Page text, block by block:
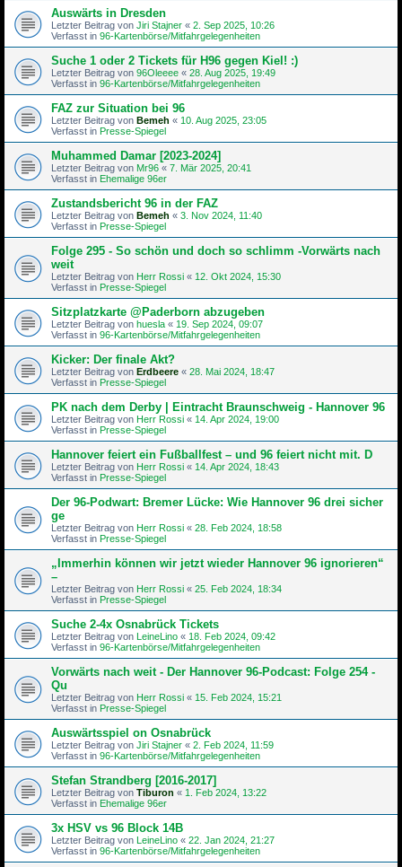
Auswärts in Dresden
Letzter Beitrag von Jiri Stajner « 2. Sep 2025, 10:26
Verfasst in 96-Kartenbörse/Mitfahrgelegenheiten
Suche 1 oder 2 Tickets für H96 gegen Kiel! :)
Letzter Beitrag von 96Oleeee « 28. Aug 2025, 19:49
Verfasst in 96-Kartenbörse/Mitfahrgelegenheiten
FAZ zur Situation bei 96
Letzter Beitrag von Bemeh « 10. Aug 2025, 23:05
Verfasst in Presse-Spiegel
Muhammed Damar [2023-2024]
Letzter Beitrag von Mr96 « 7. Mär 2025, 20:41
Verfasst in Ehemalige 96er
Zustandsbericht 96 in der FAZ
Letzter Beitrag von Bemeh « 3. Nov 2024, 11:40
Verfasst in Presse-Spiegel
Folge 295 - So schön und doch so schlimm -Vorwärts nach
weit
Letzter Beitrag von Herr Rossi « 12. Okt 2024, 15:30
Verfasst in Presse-Spiegel
Sitzplatzkarte @Paderborn abzugeben
Letzter Beitrag von huesla « 19. Sep 2024, 09:07
Verfasst in 96-Kartenbörse/Mitfahrgelegenheiten
Kicker: Der finale Akt?
Letzter Beitrag von Erdbeere « 28. Mai 2024, 18:47
Verfasst in Presse-Spiegel
PK nach dem Derby | Eintracht Braunschweig - Hannover 96
Letzter Beitrag von Herr Rossi « 14. Apr 2024, 19:00
Verfasst in Presse-Spiegel
Hannover feiert ein Fußballfest – und 96 feiert nicht mit. D
Letzter Beitrag von Herr Rossi « 14. Apr 2024, 18:43
Verfasst in Presse-Spiegel
Der 96-Podwart: Bremer Lücke: Wie Hannover 96 drei sicher
ge
Letzter Beitrag von Herr Rossi « 28. Feb 2024, 18:58
Verfasst in Presse-Spiegel
„Immerhin können wir jetzt wieder Hannover 96 ignorieren“
–
Letzter Beitrag von Herr Rossi « 25. Feb 2024, 18:34
Verfasst in Presse-Spiegel
Suche 2-4x Osnabrück Tickets
Letzter Beitrag von LeineLino « 18. Feb 2024, 09:42
Verfasst in 96-Kartenbörse/Mitfahrgelegenheiten
Vorwärts nach weit - Der Hannover 96-Podcast: Folge 254 -
Qu
Letzter Beitrag von Herr Rossi « 15. Feb 2024, 15:21
Verfasst in Presse-Spiegel
Auswärtsspiel on Osnabrück
Letzter Beitrag von Jiri Stajner « 2. Feb 2024, 11:59
Verfasst in 96-Kartenbörse/Mitfahrgelegenheiten
Stefan Strandberg [2016-2017]
Letzter Beitrag von Tiburon « 1. Feb 2024, 13:22
Verfasst in Ehemalige 96er
3x HSV vs 96 Block 14B
Letzter Beitrag von LeineLino « 22. Jan 2024, 21:27
Verfasst in 96-Kartenbörse/Mitfahrgelegenheiten